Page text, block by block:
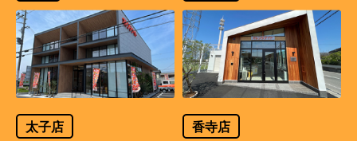
太子店 香寺店